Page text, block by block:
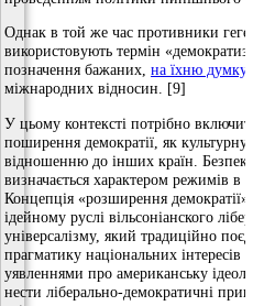
Однак в той же час противники
використовують термін
позначення бажаних, на їхню думку
міжнародних відносин. [9]
У цьому контексті потрібно включити
поширення демократії, як культурну
відношенню до інших країн.
визначається характером режимів в
Концепція «розширення демократії»
ідейному руслі вільсоніанского
універсалізму, який традиційно
прагматику національних інтересів
уявленнями про американську
нести ліберально-демократичні